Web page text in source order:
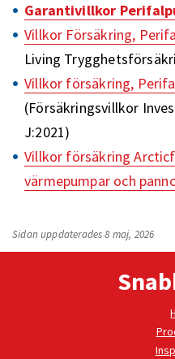
Garantivillkor
Villkor Försäkring,
Living
Villkor försäkring,
(Försäkringsvillkor
J:2021)
Villkor försäkring
värmepumpar och
Sidan uppdaterades 8 maj, 2026